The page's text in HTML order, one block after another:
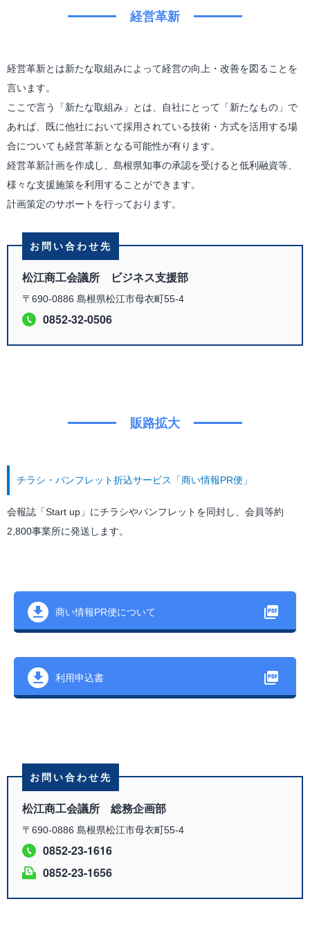
経営革新
経営革新とは新たな取組みによって経営の向上・改善を図ることを
言います。
ここで言う「新たな取組み」とは、自社にとって「新たなもの」で
あれば、既に他社において採用されている技術・方式を活用する場
合についても経営革新となる可能性が有ります。
経営革新計画を作成し、島根県知事の承認を受けると低利融資等、
様々な支援施策を利用することができます。
計画策定のサポートを行っております。
お問い合わせ先
松江商工会議所 ビジネス支援部
〒690-0886 島根県松江市母衣町55-4
0852-32-0506
販路拡大
チラシ・パンフレット折込サービス「商い情報PR便」
会報誌「Start up」にチラシやパンフレットを同封し、会員等約
2,800事業所に発送します。
商い情報PR便について
利用申込書
お問い合わせ先
松江商工会議所 総務企画部
〒690-0886 島根県松江市母衣町55-4
0852-23-1616
0852-23-1656